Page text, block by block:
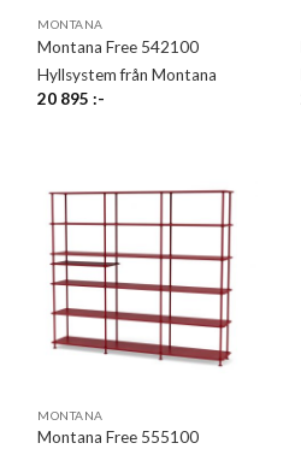
MONTANA
Montana Free 542100
Hyllsystem från Montana
20 895:-
MONTANA
Montana Free 555100